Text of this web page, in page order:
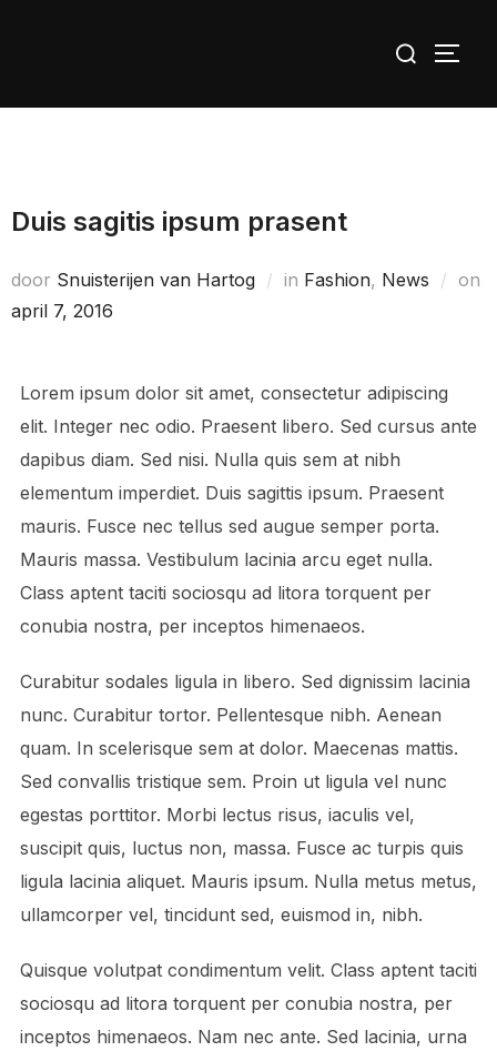
inhoud
naar:
Duis sagitis ipsum prasent
door Snuisterijen van Hartog in Fashion, News on
april 7, 2016
Lorem ipsum dolor sit amet, consectetur adipiscing
elit. Integer nec odio. Praesent libero. Sed cursus ante
dapibus diam. Sed nisi. Nulla quis sem at nibh
elementum imperdiet. Duis sagittis ipsum. Praesent
mauris. Fusce nec tellus sed augue semper porta.
Mauris massa. Vestibulum lacinia arcu eget nulla.
Class aptent taciti sociosqu ad litora torquent per
conubia nostra, per inceptos himenaeos.
Curabitur sodales ligula in libero. Sed dignissim lacinia
nunc. Curabitur tortor. Pellentesque nibh. Aenean
quam. In scelerisque sem at dolor. Maecenas mattis.
Sed convallis tristique sem. Proin ut ligula vel nunc
egestas porttitor. Morbi lectus risus, iaculis vel,
suscipit quis, luctus non, massa. Fusce ac turpis quis
ligula lacinia aliquet. Mauris ipsum. Nulla metus metus,
ullamcorper vel, tincidunt sed, euismod in, nibh.
Quisque volutpat condimentum velit. Class aptent taciti
sociosqu ad litora torquent per conubia nostra, per
inceptos himenaeos. Nam nec ante. Sed lacinia, urna